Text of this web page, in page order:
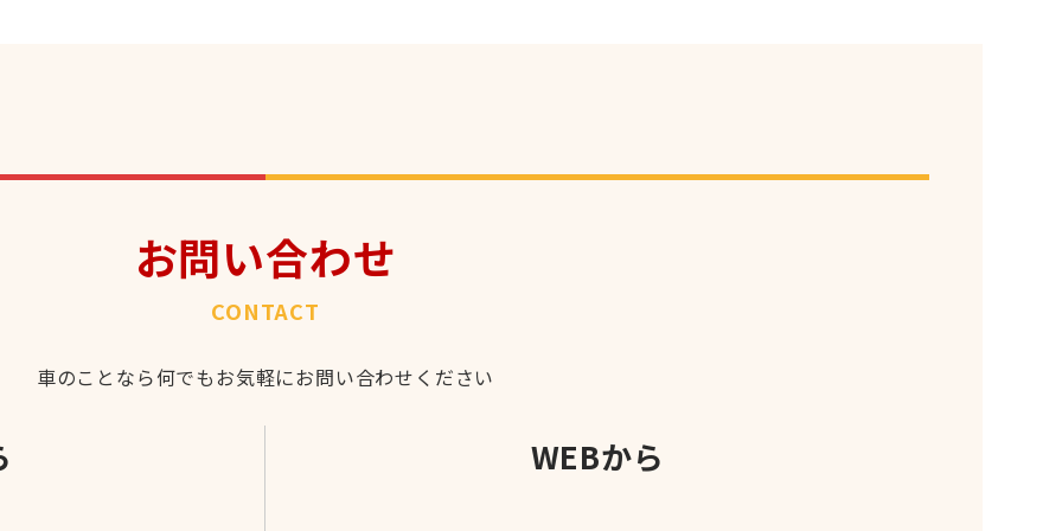
お問い合わせ
CONTACT
車のことなら何でもお気軽にお問い合わせください
WEBから